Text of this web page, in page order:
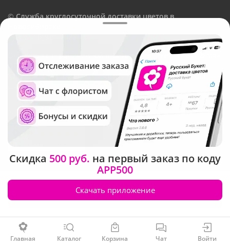
Заказать
©Служба круглосуточной доставки цветов в
Русский Букет, 2026
Общество с ограниченной ответственностью «Технология»
ОГРН: 1195476081745, ИНН: 5410081997
Юридический адрес: г. Новосибирск, ул. Ипподромская,
д.42, оф. 3
Рейтинг Русского букета в г. Новосибирск
Главная Каталог Корзина Чат Войти
Скидка 500 руб. на первый заказ по коду
APP500
Скачать приложение